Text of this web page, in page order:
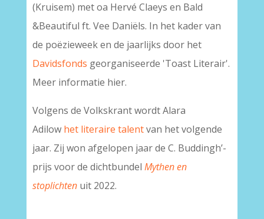
(Kruisem) met oa Hervé Claeys en Bald
&Beautiful ft. Vee Daniëls. In het kader van
de poëzieweek en de jaarlijks door het
Davidsfonds georganiseerde 'Toast Literair'.
Meer informatie hier.
Volgens de Volkskrant wordt Alara
Adilow het literaire talentvan het volgende
jaar. Zij won afgelopen jaar de C. Buddingh’-
prijs voor de dichtbundel Mythen en
stoplichtenuit 2022.